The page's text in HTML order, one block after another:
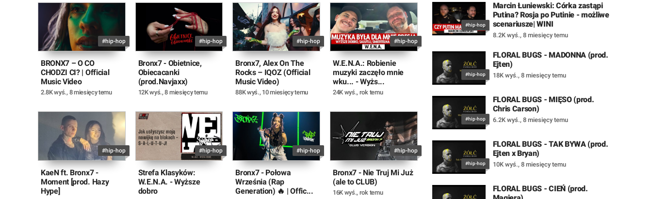
#hip-hop
BRONX7 – O CO
CHODZI CI? | Official
Music Video
2.8K wyś., 8 miesięcy temu
#hip-hop
Bronx7 - Obietnice,
Obiecacanki
(prod.Navjaxx)
12K wyś.,8 miesięcy temu
#hip-hop
Bronx7, Alex On The
Rocks – IQOZ (Official
Music Video)
88K wyś., 10 miesięcy temu
#hip-hop
W.E.N.A.: Robienie
muzyki zaczęło mnie
wku... - Wyżs...
24K wyś., rok temu
#hip-hop
KaeN ft. Bronx7 -
Moment [prod. Hazy
Hype]
#hip-hop
Strefa Klasyków:
W.E.N.A. - Wyższe
dobro
#hip-hop
Bronx7 - Połowa
Września (Rap
Generation) 🔥 | Offic...
#hip-hop
Bronx7 - Nie Truj Mi Już
(ale to CLUB)
16K wyś., rok temu
#hip-hop
Marcin Łuniewski: Córka zastąpi
Putina? Rosja po Putinie - możliwe
scenariusze| WINI
8.2K wyś., 8 miesięcy temu
#hip-hop
FLORAL BUGS - MADONNA (prod.
Ejten)
18K wyś., 8 miesięcy temu
#hip-hop
FLORAL BUGS - MIĘSO (prod.
Chris Carson)
6.2K wyś., 8 miesięcy temu
#hip-hop
FLORAL BUGS - TAK BYWA (prod.
Ejten x Bryan)
10K wyś., 8 miesięcy temu
FLORAL BUGS - CIEŃ (prod.